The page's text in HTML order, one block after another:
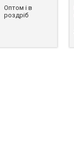
Оптом і в
роздріб